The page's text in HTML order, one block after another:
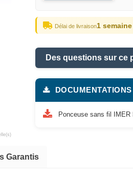
Délai de livraison1 semaine
Des questions sur ce
DOCUMENTATIONS
Ponceuse sans fil IMER
Garantis